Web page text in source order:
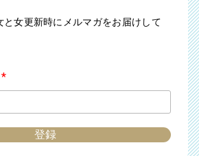
と女更新時にメルマガをお届けして
*